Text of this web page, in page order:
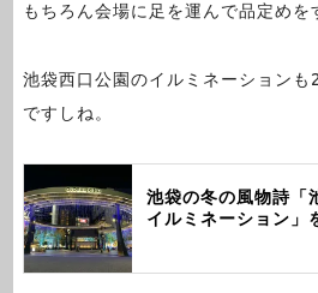
もちろん会場に足を運んで品定めを
池袋西口公園のイルミネーションも
ですしね。
池袋の冬の風物詩
イルミネーション」